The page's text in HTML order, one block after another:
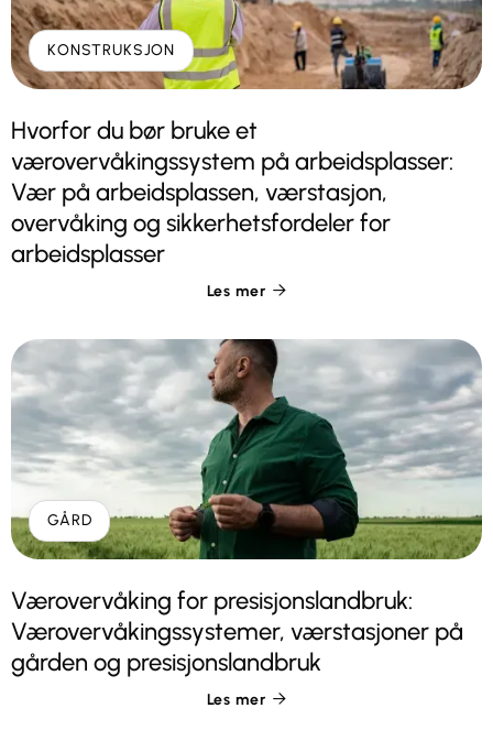
KONSTRUKSJON
Hvorfor du bør bruke et
værovervåkingssystem på arbeidsplasser:
Vær på arbeidsplassen, værstasjon,
overvåking og sikkerhetsfordeler for
arbeidsplasser
Les mer 
GÅRD
Værovervåking for presisjonslandbruk:
Værovervåkingssystemer, værstasjoner på
gården og presisjonslandbruk
Les mer 